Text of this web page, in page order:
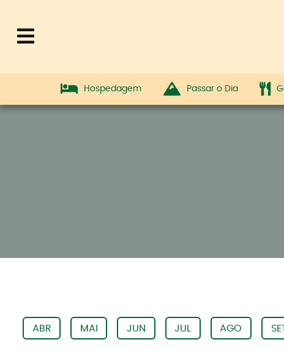
Hospedagem Passar o Dia
ABR MAI JUN JUL AGO